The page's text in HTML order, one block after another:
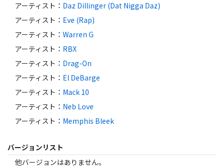
アーティスト ： Daz Dillinger (Dat Nigga Daz)
アーティスト ： Eve (Rap)
アーティスト ： Warren G
アーティスト ： RBX
アーティスト ： Drag-On
アーティスト ： El DeBarge
アーティスト ： Mack 10
アーティスト ： Neb Love
アーティスト ： Memphis Bleek
バージョンリスト
他バージョンはありません。